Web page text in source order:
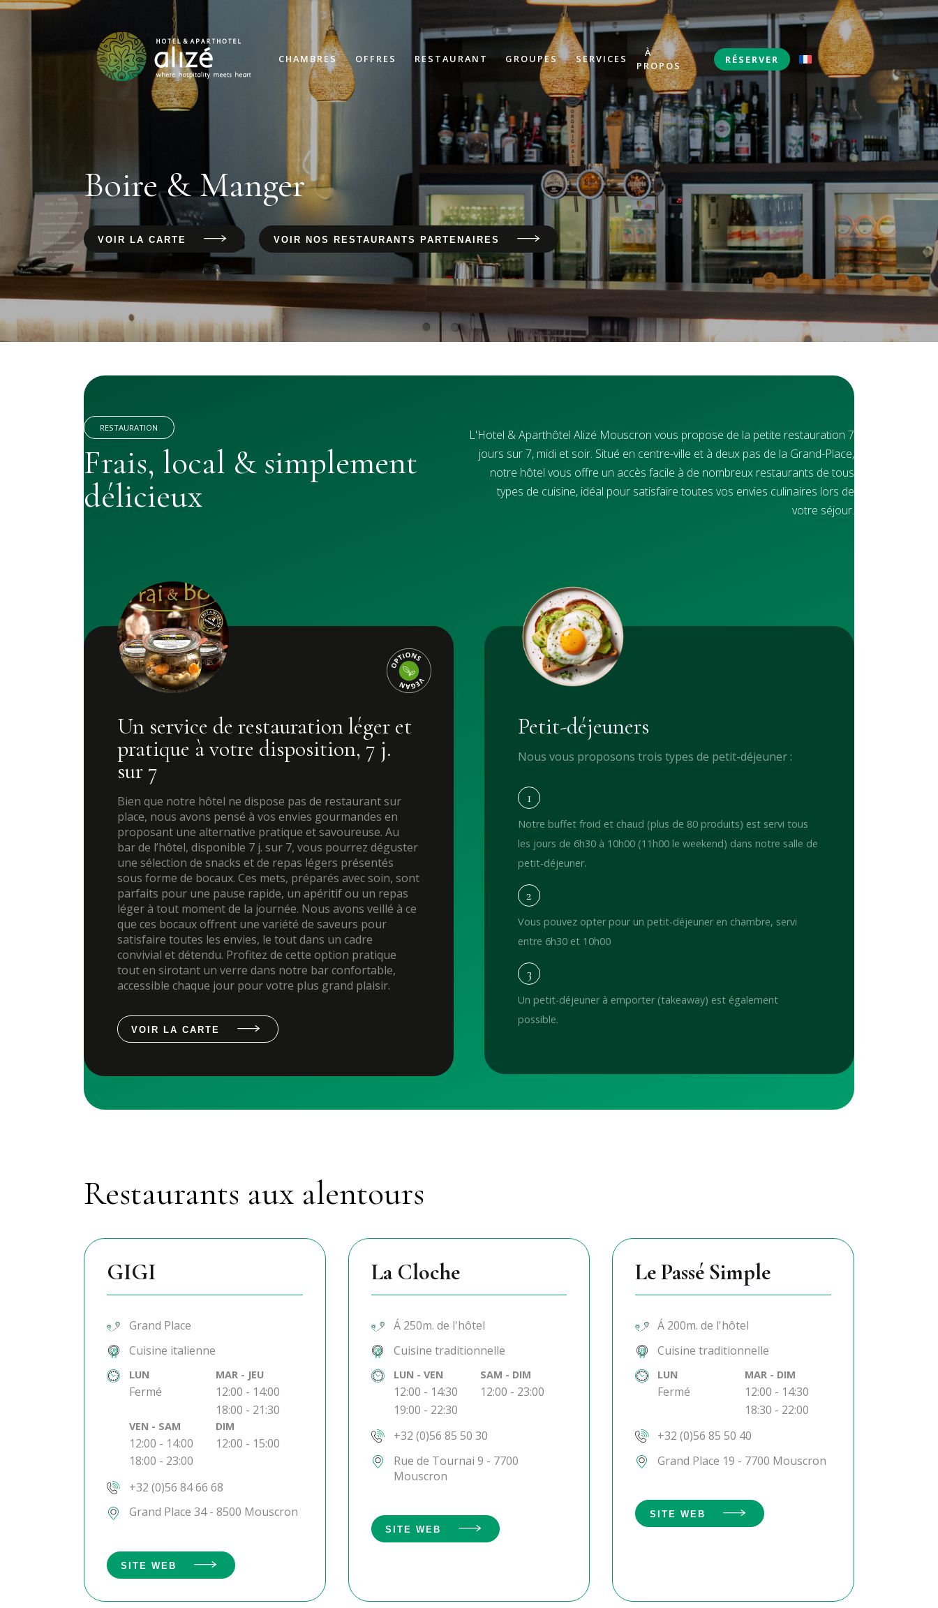
CHAMBRES OFFRES RESTAURANT GROUPES SERVICES
À
PROPOS
RÉSERVER
Boire & Manger
VOIR LA CARTE VOIR NOS RESTAURANTS PARTENAIRES
RESTAURATION
Frais, local & simplement
délicieux
L'Hotel & Aparthôtel Alizé Mouscron vous propose de la petite restauration 7
jours sur 7, midi et soir. Situé en centre-ville et à deux pas de la Grand-Place,
notre hôtel vous offre un accès facile à de nombreux restaurants de tous
types de cuisine, idéal pour satisfaire toutes vos envies culinaires lors de
votre séjour.
Un service de restauration léger et
pratique à votre disposition, 7 j.
sur 7
Bien que notre hôtel ne dispose pas de restaurant sur
place, nous avons pensé à vos envies gourmandes en
proposant une alternative pratique et savoureuse. Au
bar de l’hôtel, disponible 7 j. sur 7, vous pourrez déguster
une sélection de snacks et de repas légers présentés
sous forme de bocaux. Ces mets, préparés avec soin, sont
parfaits pour une pause rapide, un apéritif ou un repas
léger à tout moment de la journée. Nous avons veillé à ce
que ces bocaux offrent une variété de saveurs pour
satisfaire toutes les envies, le tout dans un cadre
convivial et détendu. Profitez de cette option pratique
tout en sirotant un verre dans notre bar confortable,
accessible chaque jour pour votre plus grand plaisir.
VOIR LA CARTE
Petit-déjeuners
Nous vous proposons trois types de petit-déjeuner :
1
Notre buffet froid et chaud (plus de 80 produits) est servi tous
les jours de 6h30 à 10h00 (11h00 le weekend) dans notre salle de
petit-déjeuner.
2
Vous pouvez opter pour un petit-déjeuner en chambre, servi
entre 6h30 et 10h00
3
Un petit-déjeuner à emporter (takeaway) est également
possible.
Restaurants aux alentours
GIGI
Grand Place
Cuisine italienne
LUN
Fermé
MAR - JEU
12:00 - 14:00
18:00 - 21:30
VEN - SAM
12:00 - 14:00
18:00 - 23:00
DIM
12:00 - 15:00
+32 (0)56 84 66 68
Grand Place 34 - 8500 Mouscron
SITE WEB
La Cloche
Á 250m. de l'hôtel
Cuisine traditionnelle
LUN - VEN
12:00 - 14:30
19:00 - 22:30
SAM - DIM
12:00 - 23:00
+32 (0)56 85 50 30
Rue de Tournai 9 - 7700
Mouscron
SITE WEB
Le Passé Simple
Á 200m. de l'hôtel
Cuisine traditionnelle
LUN
Fermé
MAR - DIM
12:00 - 14:30
18:30 - 22:00
+32 (0)56 85 50 40
Grand Place 19 - 7700 Mouscron
SITE WEB